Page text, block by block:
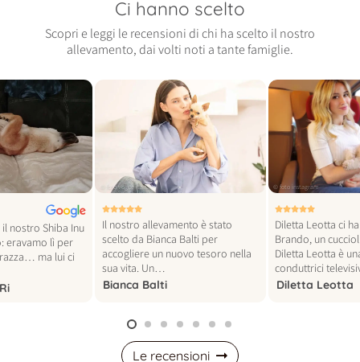
Ci hanno scelto
Scopri e leggi le recensioni di chi ha scelto il nostro
allevamento, dai volti noti a tante famiglie.
nostro Shiba Inu
eravamo lì per
ma lui ci
© foto vogue italia
Il nostro allevamento è stato
scelto da Bianca Balti per
accogliere un nuovo tesoro nella
sua vita. Un…
Bianca Balti
© foto instagram
Diletta Leotta ci
Brando, un
Diletta Leotta è
conduttrici
Diletta Leotta
Le recensioni